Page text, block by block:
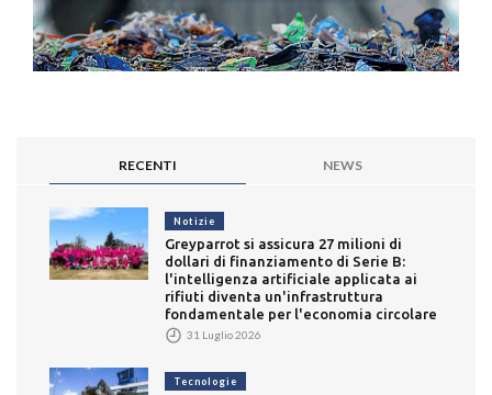
RECENTI NEWS
Notizie
Greyparrot si assicura 27 milioni di
dollari di finanziamento di Serie B:
l'intelligenza artificiale applicata ai
rifiuti diventa un'infrastruttura
fondamentale per l'economia circolare
31 Luglio 2026
Tecnologie